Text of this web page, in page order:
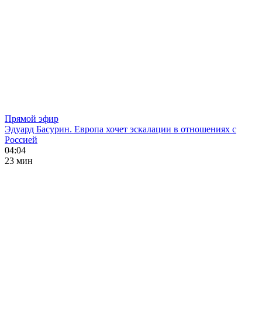
Прямой эфир
Эдуард Басурин. Европа хочет эскалации в отношениях с
Россией
04:04
23 мин